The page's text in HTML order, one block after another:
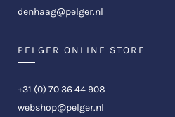
denhaag@pelger.nl
PELGER ONLINE STORE
+31 (0) 70 36 44 908
webshop@pelger.nl